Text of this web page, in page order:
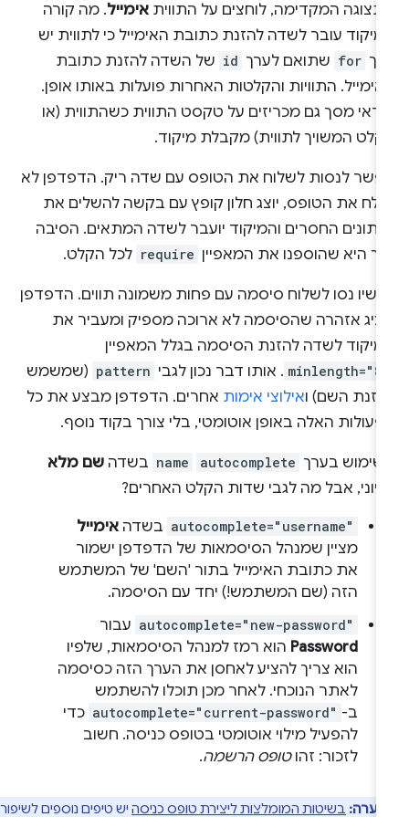
המקדימה, לוחצים על התוויתאימייל. מה קורה
עובר לשדה להזנת כתובת האימייל כי לתווית יש
for שתואם לערך id של השדה להזנת כתובת
התוויות והקלטות האחרות פועלות באותו אופן.
מסך גם מכריזים על טקסט התווית כשהתווית (או
המשויך לתווית) מקבלת מיקוד.
לנסות לשלוח את הטופס עם שדה ריק. הדפדפן לא
את הטופס, יוצג חלון קופץ עם בקשה להשלים את
החסרים והמיקוד יועבר לשדה המתאים. הסיבה
היא שהוספנו את המאפיין require לכל הקלט.
נסו לשלוח סיסמה עם פחות משמונה תווים. הדפדפן
אזהרה שהסיסמה לא ארוכה מספיק ומעביר את
לשדה להזנת הסיסמה בגלל המאפיין
. אותו דבר נכון לגבי pattern (שמשמש
השם) ואילוצי אימותאחרים. הדפדפן מבצע את כל
האלה באופן אוטומטי, בלי צורך בקוד נוסף.
בערך autocomplete
name בשדהשם מלא
אבל מה לגבי שדות הקלט האחרים?
autocomplete="username" בשדהאימייל
מציין שמנהל הסיסמאות של הדפדפן ישמור
את כתובת האימייל בתור 'השם' של המשתמש
הזה (שם המשתמש!) יחד עם הסיסמה.
autocomplete="new-password" עבור
Passwordהוא רמז למנהל הסיסמאות, שלפיו
הוא צריך להציע לאחסן את הערך הזה כסיסמה
לאתר הנוכחי. לאחר מכן תוכלו להשתמש
autocomplete="current-password" כדי
להפעיל מילוי אוטומטי בטופס כניסה. חשוב
לזכור: זהוטופס הרשמה.
הערה:בשיטות המומלצות ליצירת טופס כניסהיש טיפים נוספים לשיפור